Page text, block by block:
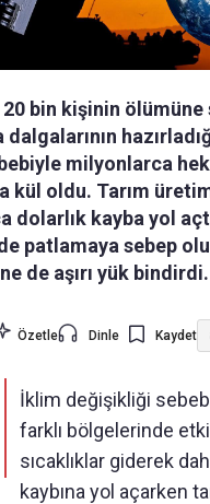
20 bin kişinin ölümüne
dalgalarının
milyonlarca
kül oldu. Tarım
dolarlık kayba yol
patlamaya sebep
de aşırı yük bindirdi.
Özetle Dinle Kaydet
İklim değişikliği
farklı bölgelerinde
sıcaklıklar giderek
kaybına yol açarken